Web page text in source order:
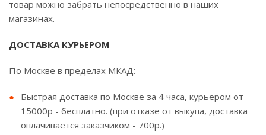
товар можно забрать непосредственно в наших
магазинах.
ДОСТАВКА КУРЬЕРОМ
По Москве в пределах МКАД:
Быстрая доставка по Москве за 4 часа, курьером от
15000р - бесплатно. (при отказе от выкупа, доставка
оплачивается заказчиком - 700р.)